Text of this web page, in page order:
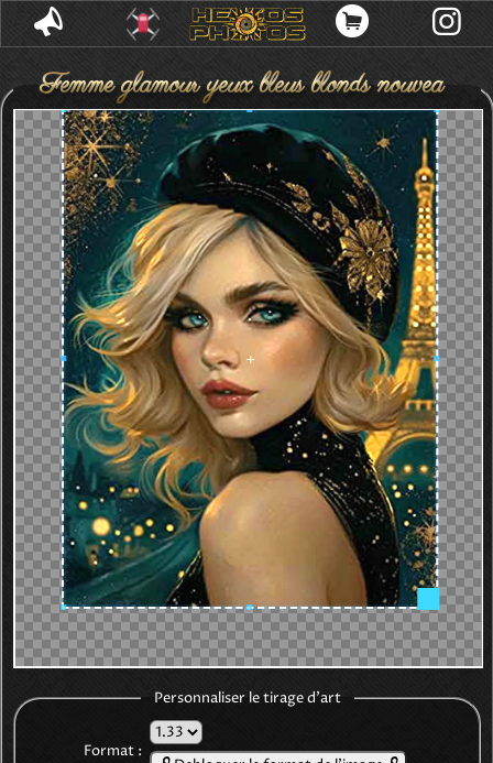
Femme glamour yeux bleus blonds nouveau
chic parisien deco elegante chapeau decor
stylise tour eiffel
Personnaliser le tirage d'art
Format :